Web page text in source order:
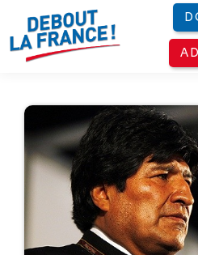
Panneau de gestion des cookies